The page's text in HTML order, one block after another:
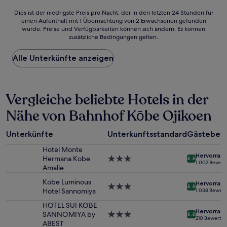
Dies
der
Preis
pro
Nacht,
den
letzten
24 Stunden
für
einen
1 Übernachtung
gefunden
Verfügbarkeiten
Dies ist der niedrigste Preis pro Nacht, der in den letzten 24 Stunden für
einen Aufenthalt mit 1 Übernachtung von 2 Erwachsenen gefunden
wurde. Preise und Verfügbarkeiten können sich ändern. Es können
zusätzliche Bedingungen gelten.
Alle Unterkünfte anzeigen
Vergleiche beliebte Hotels in der
Nähe von Bahnhof Kōbe Ojikoen
Unterkünfte Unterkunftsstandard
Hotel Monte
Hermana Kobe
Amalie
3.0-
8.8
1.002
Kobe Luminous
Hotel Sannomiya
3.0-
8.8
1.038
HOTEL SUI KOBE
SANNOMIYA by
ABEST
3.0-
8.8
210